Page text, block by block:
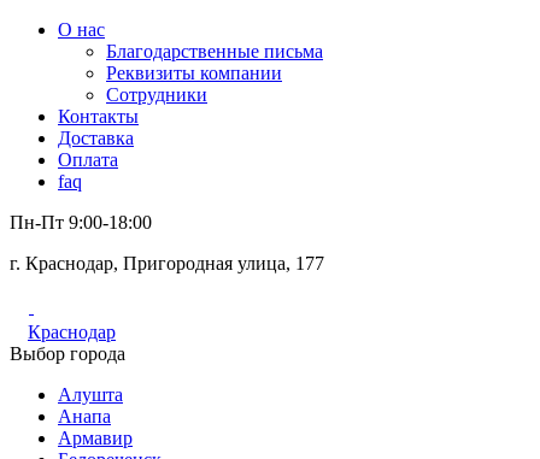
О нас
Благодарственные письма
Реквизиты компании
Сотрудники
Контакты
Доставка
Оплата
faq
Пн-Пт 9:00-18:00
г. Краснодар, Пригородная улица, 177
Краснодар
Выбор города
Алушта
Анапа
Армавир